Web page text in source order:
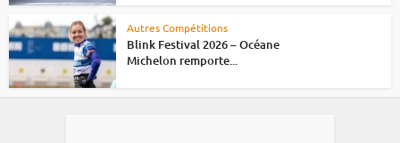
Autres Compétitions
Blink Festival 2026 – Océane
Michelon remporte...